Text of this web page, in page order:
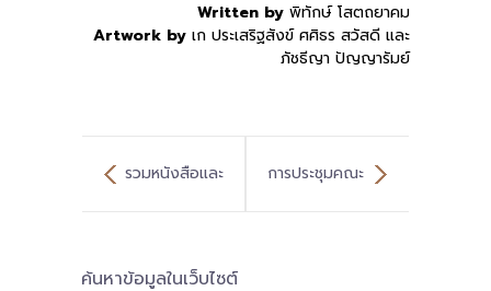
Written by พิทักษ์ โสตถยาคม
Artwork by เก ประเสริฐสังข์ ศศิธร สวัสดี และ
ภัชธีญา ปัญญารัมย์
รวมหนังสือและ การประชุมคณะ
ค้นหาข้อมูลในเว็บไซต์